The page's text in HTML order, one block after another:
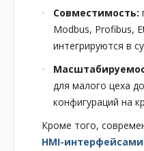
Совместимость:
Modbus, Profibus,
интегрируются в
для малого цеха
конфигураций на
Кроме того,
HMI-интерфейсами